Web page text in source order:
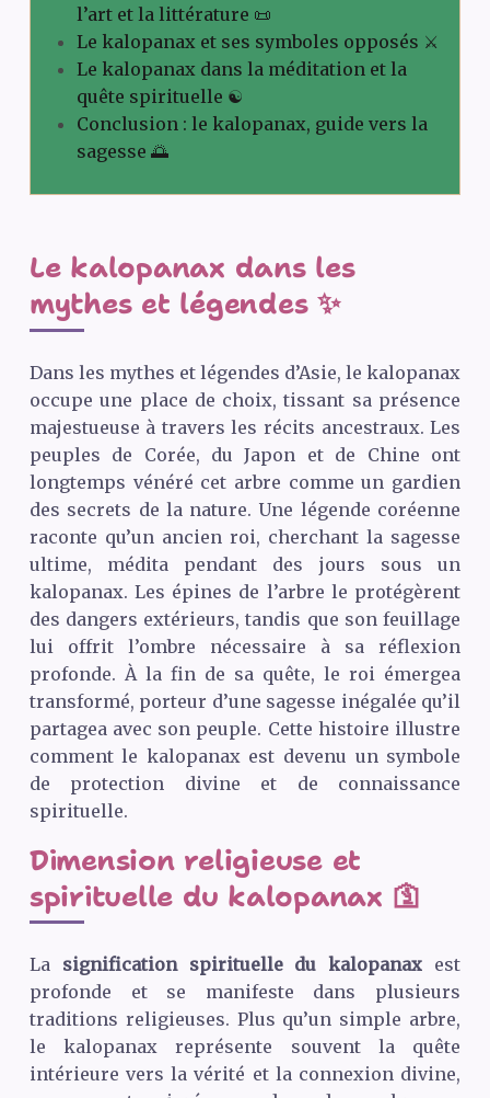
l’art et la littérature 📜
Le kalopanax et ses symboles opposés ⚔️
Le kalopanax dans la méditation et la
quête spirituelle ☯️
Conclusion : le kalopanax, guide vers la
sagesse 🌅
Le kalopanax dans les
mythes et légendes ✨
Dans les mythes et légendes d’Asie, le kalopanax
occupe une place de choix, tissant sa présence
majestueuse à travers les récits ancestraux. Les
peuples de Corée, du Japon et de Chine ont
longtemps vénéré cet arbre comme un gardien
des secrets de la nature. Une légende coréenne
raconte qu’un ancien roi, cherchant la sagesse
ultime, médita pendant des jours sous un
kalopanax. Les épines de l’arbre le protégèrent
des dangers extérieurs, tandis que son feuillage
lui offrit l’ombre nécessaire à sa réflexion
profonde. À la fin de sa quête, le roi émergea
transformé, porteur d’une sagesse inégalée qu’il
partagea avec son peuple. Cette histoire illustre
comment le kalopanax est devenu un symbole
de protection divine et de connaissance
spirituelle.
Dimension religieuse et
spirituelle du kalopanax 🛐
La signification spirituelle du kalopanax est
profonde et se manifeste dans plusieurs
traditions religieuses. Plus qu’un simple arbre,
le kalopanax représente souvent la quête
intérieure vers la vérité et la connexion divine,